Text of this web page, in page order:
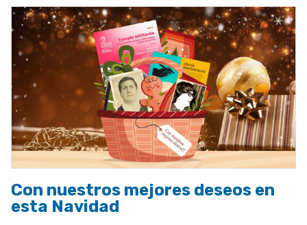
navegación
Con nuestros mejores deseos en
esta Navidad